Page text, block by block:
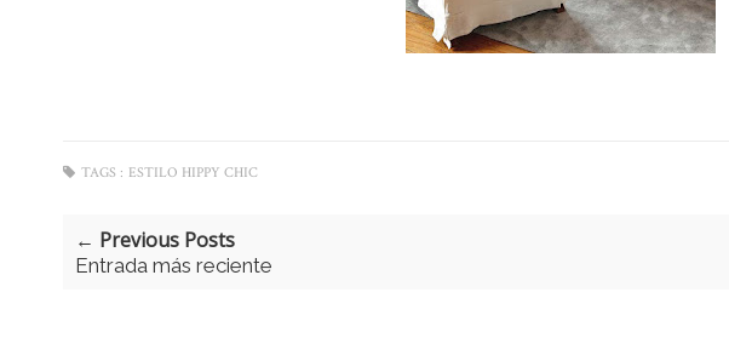
TAGS : ESTILO HIPPY CHIC
← Previous Posts
Entrada más reciente